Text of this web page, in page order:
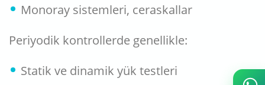
Monoray sistemleri, ceraskallar
Periyodik kontrollerde genellikle:
Statik ve dinamik yük testleri